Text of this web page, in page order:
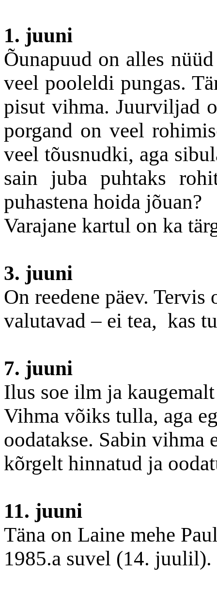
1. juuni
Õunapuud on alles
veel pooleldi pungas.
pisut vihma. Juurviljad
porgand on veel
veel tõusnudki, aga
sain juba puhtaks
puhastena hoida jõuan?
Varajane kartul on ka
3. juuni
On reedene päev.
valutavad – ei tea, kas
7. juuni
Ilus soe ilm ja
Vihma võiks tulla, aga
oodatakse. Sabin vihma
kõrgelt hinnatud ja
11. juuni
Täna on Laine mehe
1985.a suvel (14. juulil).